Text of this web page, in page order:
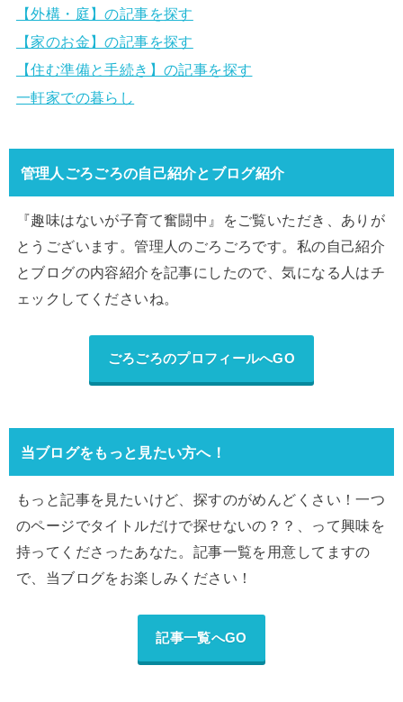
【外構・庭】の記事を探す
【家のお金】の記事を探す
【住む準備と手続き】の記事を探す
一軒家での暮らし
管理人ごろごろの自己紹介とブログ紹介
『趣味はないが子育て奮闘中』をご覧いただき、ありが
とうございます。管理人のごろごろです。私の自己紹介
とブログの内容紹介を記事にしたので、気になる人はチ
ェックしてくださいね。
ごろごろのプロフィールへGO
当ブログをもっと見たい方へ！
もっと記事を見たいけど、探すのがめんどくさい！一つ
のページでタイトルだけで探せないの？？、って興味を
持ってくださったあなた。記事一覧を用意してますの
で、当ブログをお楽しみください！
記事一覧へGO